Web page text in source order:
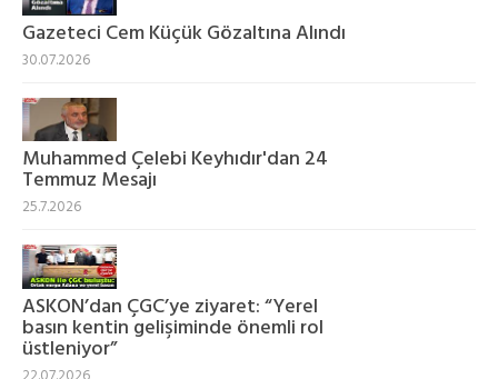
Gazeteci Cem Küçük Gözaltına Alındı
30.07.2026
Muhammed Çelebi Keyhıdır'dan 24
Temmuz Mesajı
25.7.2026
ASKON’dan ÇGC’ye ziyaret: “Yerel
basın kentin gelişiminde önemli rol
üstleniyor”